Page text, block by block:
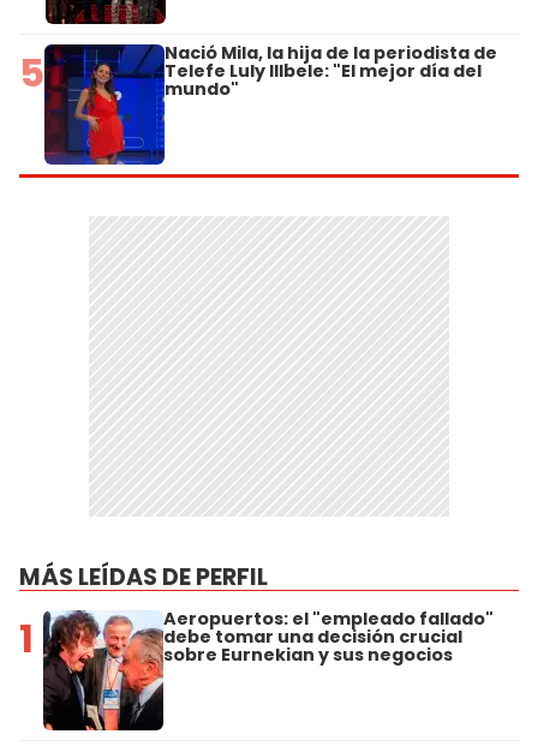
5 Nació Mila, la hija de la periodista de
Telefe Luly Illbele: "El mejor día del
mundo"
MÁS LEÍDAS DE PERFIL
1 Aeropuertos: el "empleado fallado"
debe tomar una decisión crucial
sobre Eurnekian y sus negocios